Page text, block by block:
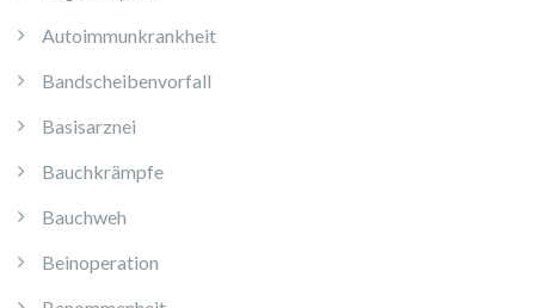
Autoimmunkrankheit
Bandscheibenvorfall
Basisarznei
Bauchkrämpfe
Bauchweh
Beinoperation